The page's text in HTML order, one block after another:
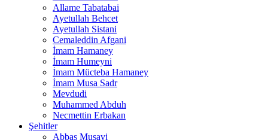
Allame Tabatabai
Ayetullah Behcet
Ayetullah Sistani
Cemaleddin Afgani
İmam Hamaney
İmam Humeyni
İmam Mücteba Hamaney
İmam Musa Sadr
Mevdudi
Muhammed Abduh
Necmettin Erbakan
Şehitler
Abbas Musavi